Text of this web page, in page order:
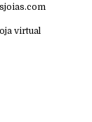
virtual